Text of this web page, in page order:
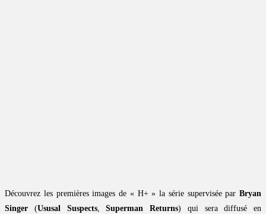
Découvrez les premières images de « H+ » la série supervisée par Bryan
Singer (Ususal Suspects,Superman Returns) qui sera diffusé en